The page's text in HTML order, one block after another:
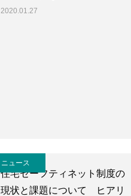
2020.01.27
ニュース
住宅セーフティネット制度の
現状と課題について ヒアリ